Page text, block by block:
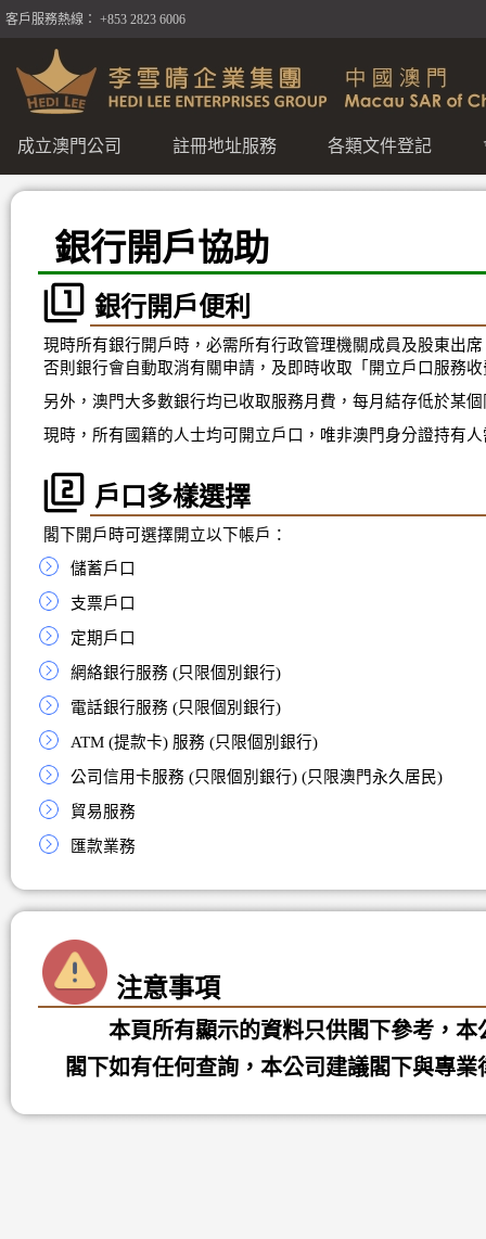
客戶服務熱線： +853 2823 6006
成立澳門公司 註冊地址服務 各類文件登記
銀行開戶協助
銀行開戶便利
現時所有銀行開戶時，必需所有行政管理機關成員及股東出
否則銀行會自動取消有關申請，及即時收取「開立戶口服務
另外，澳門大多數銀行均已收取服務月費，每月結存低於某
現時，所有國籍的人士均可開立戶口，唯非澳門身分證持有
戶口多樣選擇
閣下開戶時可選擇開立以下帳戶：
儲蓄戶口
支票戶口
定期戶口
網絡銀行服務 (只限個別銀行)
電話銀行服務 (只限個別銀行)
ATM (提款卡) 服務 (只限個別銀行)
公司信用卡服務 (只限個別銀行) (只限澳門永久居民)
貿易服務
匯款業務
注意事項
本頁所有顯示的資料只供閣下參考，
閣下如有任何查詢，本公司建議閣下與專